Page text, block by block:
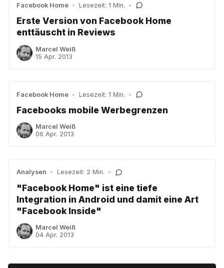
Facebook Home • Lesezeit: 1 Min. •
Erste Version von Facebook Home
enttäuscht in Reviews
Marcel Weiß
15 Apr. 2013
Facebook Home • Lesezeit: 1 Min. •
Facebooks mobile Werbegrenzen
Marcel Weiß
06 Apr. 2013
Analysen • Lesezeit: 2 Min. •
"Facebook Home" ist eine tiefe
Integration in Android und damit eine Art
"Facebook Inside"
Marcel Weiß
04 Apr. 2013